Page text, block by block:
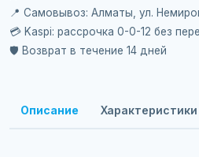
📍 Самовывоз: Алматы, ул.
💳 Kaspi: рассрочка 0-0-12 без
🛡️ Возврат в течение 14 дней
Описание Характеристики